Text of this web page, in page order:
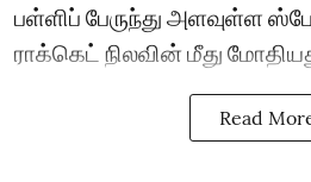
பள்ளிப் பேருந்து அளவுள்ள
ராக்கெட் நிலவின் மீது
Read